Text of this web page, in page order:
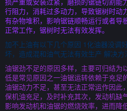
行阻力，消耗过多动力，导致锯树时动
有杂物堆积，影响锯链顺畅运行或者导
正常工作，锯树时无法有效发挥。
加不上油有以下几个原因 1化油器没调
坏，造成混和油气无法有效生产 解决方
油锯劲不足的原因多样，主要可归结为
低是常见原因之一油锯运转依赖于充足
油锯动力不足，甚至无法正常运作因此
保机油充足，及时补充其次，发动机缺
影响发动机和油锯的燃烧效率，进而降低